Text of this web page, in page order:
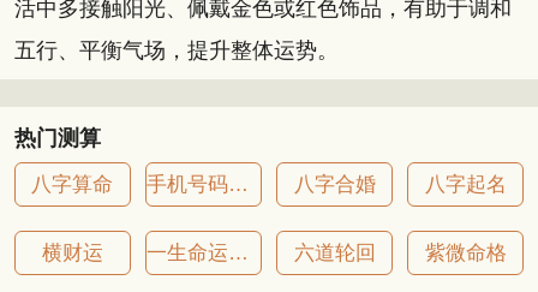
活中多接触阳光、佩戴金色或红色饰品，有助于调和
五行、平衡气场，提升整体运势。
热门测算
八字算命 手机号码吉凶 八字合婚 八字起名
横财运 一生命运详批 六道轮回 紫微命格